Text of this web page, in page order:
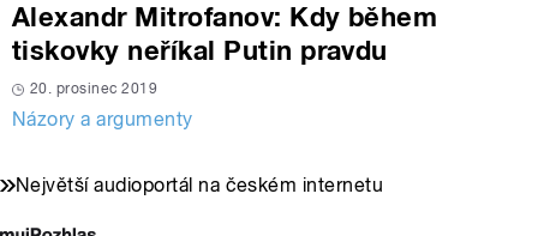
Alexandr Mitrofanov: Kdy během
tiskovky neříkal Putin pravdu
20. prosinec 2019
Názory a argumenty
Největší audioportál na českém internetu